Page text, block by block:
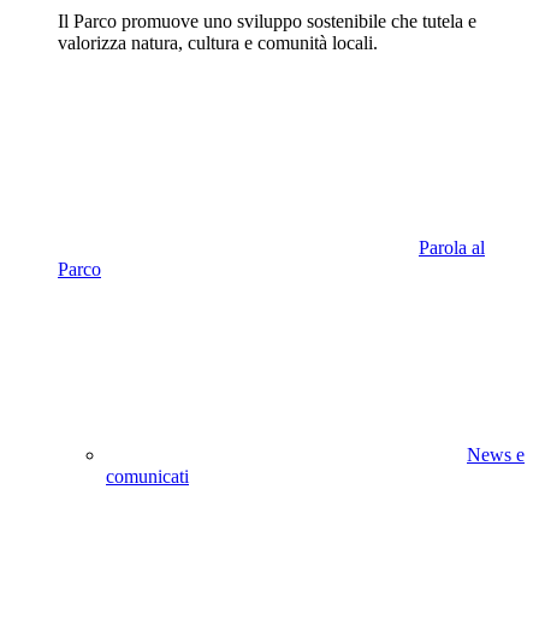
Il Parco promuove uno sviluppo sostenibile che tutela e
valorizza natura, cultura e comunità locali.
Parola al
Parco
News e
comunicati